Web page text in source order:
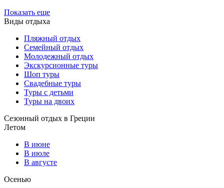
Показать еще
Виды отдыха
Пляжный отдых
Семейный отдых
Молодежный отдых
Экскурсионные туры
Шоп туры
Свадебные туры
Туры с детьми
Туры на двоих
Сезонный отдых в Греции
Летом
В июне
В июле
В августе
Осенью